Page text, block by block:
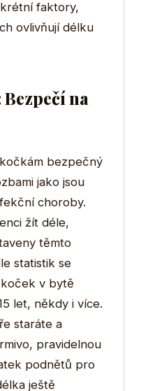
faktory,
ovlivňují délku
na
bezpečný
jako jsou
choroby.
žít déle,
těmto
statistik se
v bytě
let, někdy i více.
staráte a
pravidelnou
podnětů pro
ještě